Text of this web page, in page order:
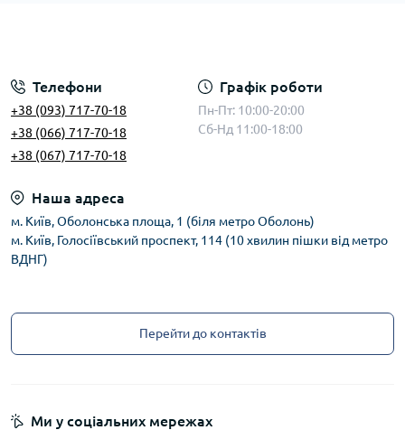
Телефони
+38 (093) 717-70-18
+38 (066) 717-70-18
+38 (067) 717-70-18
Графік роботи
Пн-Пт: 10:00-20:00
Сб-Нд 11:00-18:00
Наша адреса
м. Київ, Оболонська площа, 1 (біля метро Оболонь)
м. Київ, Голосіївський проспект, 114 (10 хвилин пішки від метро
ВДНГ)
Перейти до контактів
Ми у соціальних мережах